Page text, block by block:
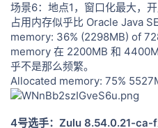
场景6：地点1，窗口化最大，
占用内存似乎比 Oracle Java
memory: 36% (2298MB) of
memory 在 2200MB 和
乎不是那么频繁。
Allocated memory: 75%
4号选手：Zulu 8.54.0.21-